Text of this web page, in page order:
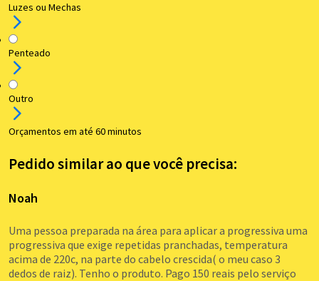
Luzes ou Mechas
Penteado
Outro
Orçamentos em até 60 minutos
Pedido similar ao que você precisa:
Noah
Uma pessoa preparada na área para aplicar a progressiva uma
progressiva que exige repetidas pranchadas, temperatura
acima de 220c, na parte do cabelo crescida( o meu caso 3
dedos de raiz). Tenho o produto. Pago 150 reais pelo serviço